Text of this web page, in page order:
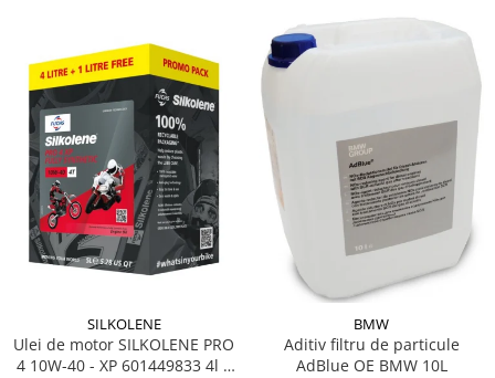
SILKOLENE
Ulei de motor SILKOLENE PRO
4 10W-40 - XP 601449833 4l +
BMW
Aditiv filtru de particule
AdBlue OE BMW 10L